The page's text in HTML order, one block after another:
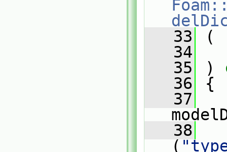
   33
(
   34
   35
)
   36
{
   37
   38
(